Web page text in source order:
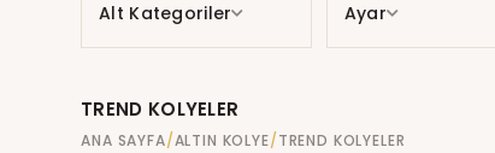
Alt Kategoriler Ayar
TREND KOLYELER
ANA SAYFA ALTIN KOLYE TREND KOLYELER